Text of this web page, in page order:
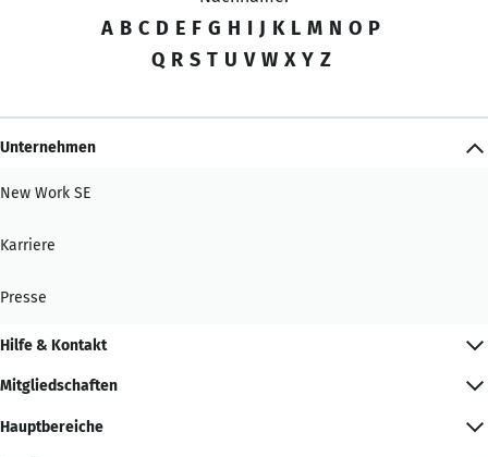
A B C D E F G H I J K L M N O P
Q R S T U V W X Y Z
Unternehmen
New Work SE
Karriere
Presse
Hilfe & Kontakt
Mitgliedschaften
Hauptbereiche